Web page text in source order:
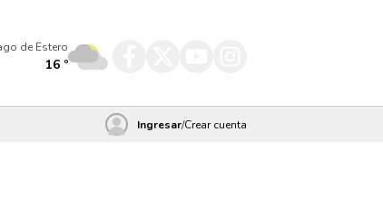
de Estero
16 º
Ingresar/Crear cuenta